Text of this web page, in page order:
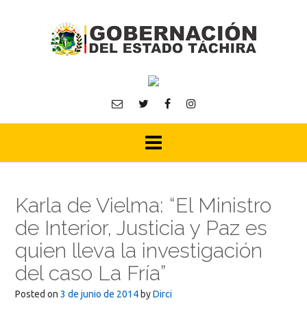
Karla de Vielma: “El Ministro
de Interior, Justicia y Paz es
quien lleva la investigación
del caso La Fría”
Posted on 3 de junio de 2014 byDirci